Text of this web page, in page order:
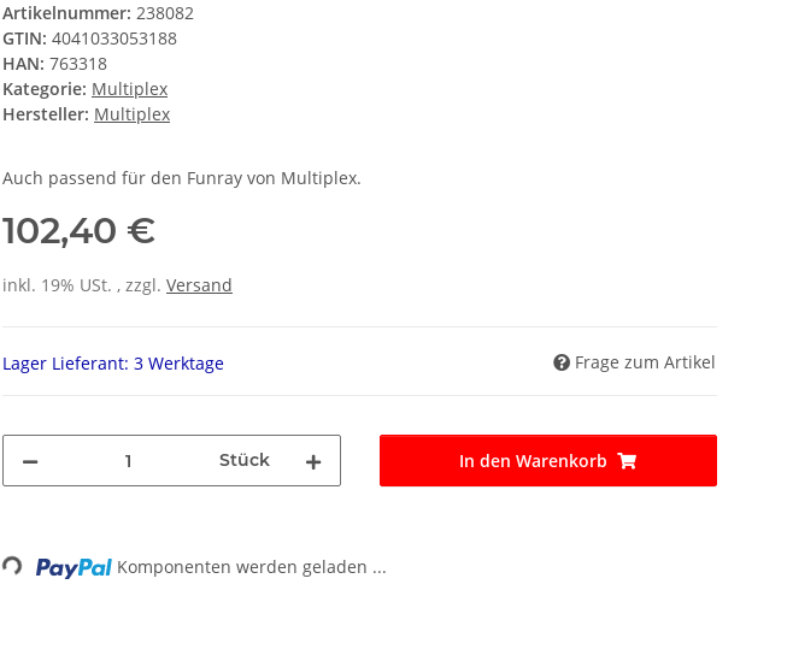
Artikelnummer: 238082
GTIN: 4041033053188
HAN: 763318
Kategorie: Multiplex
Hersteller: Multiplex
Auch passend für den Funray von Multiplex.
102,40 €
inkl. 19% USt. , zzgl. Versand
Lager Lieferant: 3 Werktage Frage zum Artikel
Stück In den Warenkorb
Loading... Komponenten werden geladen ...